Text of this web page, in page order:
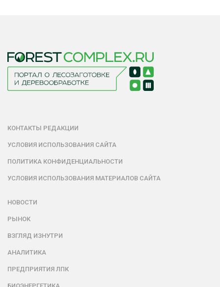
КОНТАКТЫ РЕДАКЦИИ
УСЛОВИЯ ИСПОЛЬЗОВАНИЯ САЙТА
ПОЛИТИКА КОНФИДЕНЦИАЛЬНОСТИ
УСЛОВИЯ ИСПОЛЬЗОВАНИЯ МАТЕРИАЛОВ САЙТА
НОВОСТИ
РЫНОК
ВЗГЛЯД ИЗНУТРИ
АНАЛИТИКА
ПРЕДПРИЯТИЯ ЛПК